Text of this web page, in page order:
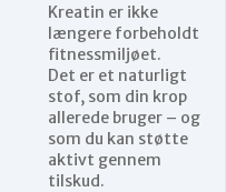
Kreatin er ikke
længere forbeholdt
fitnessmiljøet.
Det er et naturligt
stof, som din krop
allerede bruger – og
som du kan støtte
aktivt gennem
tilskud.